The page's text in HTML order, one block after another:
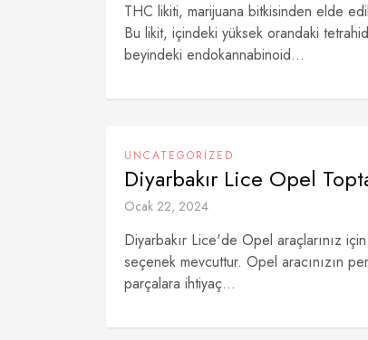
THC likiti, marijuana bitkisinden elde
Bu likit, içindeki yüksek orandaki
beyindeki endokannabinoid...
UNCATEGORIZED
Diyarbakır Lice Opel
Ocak 22, 2024
Diyarbakır Lice'de Opel araçlarınız
seçenek mevcuttur. Opel aracınızın
parçalara ihtiyaç...